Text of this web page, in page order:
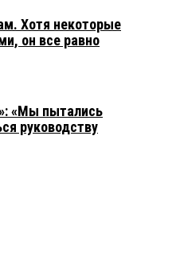
Хотя некоторые
он все равно
«Мы пытались
руководству